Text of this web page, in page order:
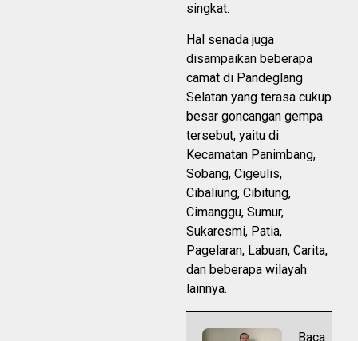
singkat.
Hal senada juga
disampaikan beberapa
camat di Pandeglang
Selatan yang terasa cukup
besar goncangan gempa
tersebut, yaitu di
Kecamatan Panimbang,
Sobang, Cigeulis,
Cibaliung, Cibitung,
Cimanggu, Sumur,
Sukaresmi, Patia,
Pagelaran, Labuan, Carita,
dan beberapa wilayah
lainnya.
Baca